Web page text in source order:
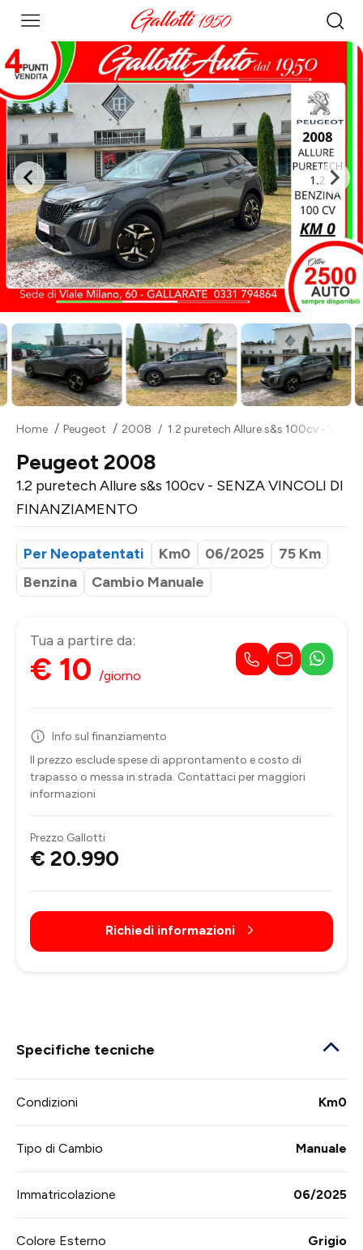
Home Peugeot 2008 1.2 puretech Allure s&s 100cv -
Peugeot 2008
1.2 puretech Allure s&s 100cv - SENZA VINCOLI DI
FINANZIAMENTO
Per Neopatentati Km0 06/2025
75 Km
Benzina
Cambio Manuale
Tua a partire da:
€ 10 /giorno
Info sul finanziamento
Il prezzo esclude spese di approntamento e costo di
trapasso o messa in strada. Contattaci per maggiori
informazioni
Prezzo Gallotti
€ 20.990
Richiedi informazioni
Specifiche tecniche
Condizioni Km0
Tipo di Cambio Manuale
Immatricolazione 06/2025
Colore Esterno Grigio